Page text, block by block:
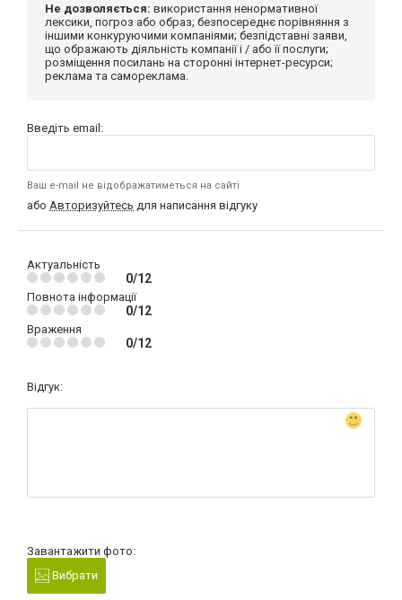
Не дозволяється: використання ненормативної
лексики, погроз або образ; безпосереднє порівняння з
іншими конкуруючими компаніями; безпідставні заяви,
що ображають діяльність компанії і / або її послуги;
розміщення посилань на сторонні інтернет-ресурси;
реклама та самореклама.
Введіть email:
Ваш e-mail не відображатиметься на сайті
або Авторизуйтесь для написання відгуку
Актуальність
0/12
Повнота інформації
0/12
Враження
0/12
Відгук:
Завантажити фото:
Вибрати